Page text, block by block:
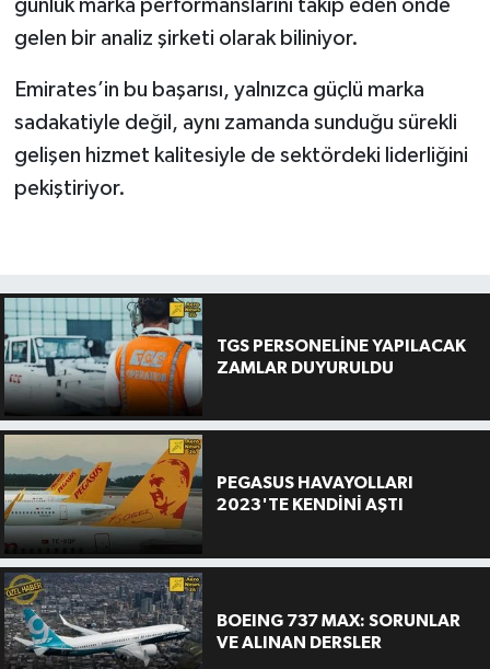
günlük marka performanslarını takip eden önde
gelen bir analiz şirketi olarak biliniyor.
Emirates’in bu başarısı, yalnızca güçlü marka
sadakatiyle değil, aynı zamanda sunduğu sürekli
gelişen hizmet kalitesiyle de sektördeki liderliğini
pekiştiriyor.
TGS PERSONELİNE YAPILACAK
ZAMLAR DUYURULDU
PEGASUS HAVAYOLLARI
2023'TE KENDİNİ AŞTI
BOEING 737 MAX: SORUNLAR
VE ALINAN DERSLER